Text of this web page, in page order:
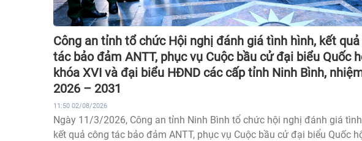
Công an tỉnh tổ chức Hội nghị đánh giá tình hình, kết
tác bảo đảm ANTT, phục vụ Cuộc bầu cử đại biểu Quốc
khóa XVI và đại biểu HĐND các cấp tỉnh Ninh Bình,
2026 – 2031
11:50 02/08/2026
Ngày 11/3/2026, Công an tỉnh Ninh Bình tổ chức hội nghị đánh giá
kết quả công tác bảo đảm ANTT, phục vụ Cuộc bầu cử đại biểu Quốc